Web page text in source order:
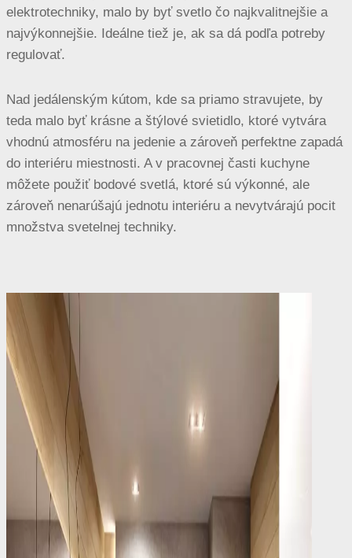
elektrotechniky, malo by byť svetlo čo najkvalitnejšie a
najvýkonnejšie. Ideálne tiež je, ak sa dá podľa potreby
regulovať.
Nad jedálenským kútom, kde sa priamo stravujete, by
teda malo byť krásne a štýlové svietidlo, ktoré vytvára
vhodnú atmosféru na jedenie a zároveň perfektne zapadá
do interiéru miestnosti. A v pracovnej časti kuchyne
môžete použiť bodové svetlá, ktoré sú výkonné, ale
zároveň nenarúšajú jednotu interiéru a nevytvárajú pocit
množstva svetelnej techniky.